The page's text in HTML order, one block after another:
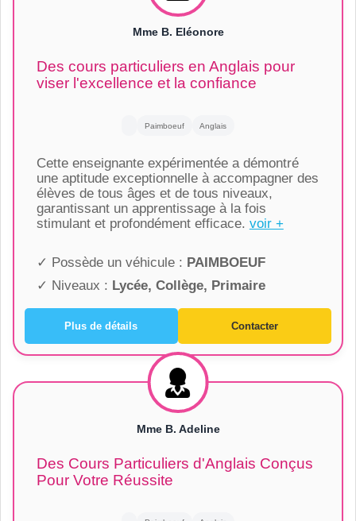
Mme B. Eléonore
Des cours particuliers en Anglais pour
viser l'excellence et la confiance
Paimboeuf Anglais
Cette enseignante expérimentée a démontré
une aptitude exceptionnelle à accompagner des
élèves de tous âges et de tous niveaux,
garantissant un apprentissage à la fois
stimulant et profondément efficace. voir +
✓ Possède un véhicule : PAIMBOEUF
✓ Niveaux : Lycée, Collège, Primaire
Plus de détails Contacter
Mme B. Adeline
Des Cours Particuliers d'Anglais Conçus
Pour Votre Réussite